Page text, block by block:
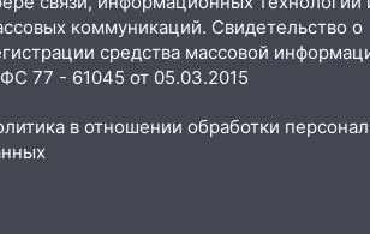
коммуникаций. Свидетельство о
средства массовой
77 - 61045 от 05.03.2015
в отношении обработки